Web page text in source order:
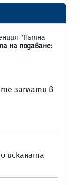
"Пътна
на подаване:
заплати в
исканата